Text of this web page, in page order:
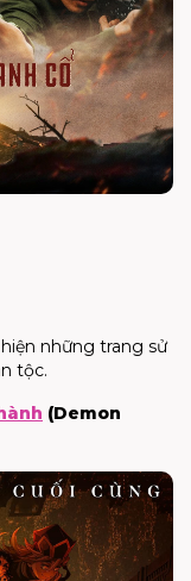
những trang sử
tộc.
(Demon